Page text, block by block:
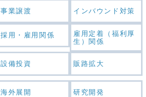
事業譲渡 インバウンド対策
採用・雇用関係
雇用定着（福利厚
生）関係
設備投資 販路拡大
海外展開 研究開発